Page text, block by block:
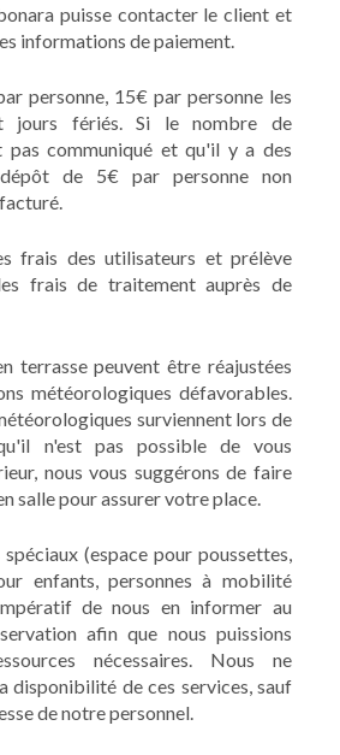
puisse contacter le client et
informations de paiement.
personne, 15€ par personne les
jours fériés. Si le nombre de
pas communiqué et qu'il y a des
de 5€ par personne non
frais des utilisateurs et prélève
frais de traitement auprès de
terrasse peuvent être réajustées
météorologiques défavorables.
surviennent lors de
n'est pas possible de vous
nous vous suggérons de faire
salle pour assurer votre place.
(espace pour poussettes,
enfants, personnes à mobilité
de nous en informer au
afin que nous puissions
nécessaires. Nous ne
disponibilité de ces services, sauf
de notre personnel.